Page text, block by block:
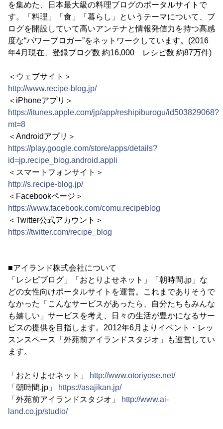
を集めた、日本最大級の料理ブログのポータルサイトで
す。「料理」「食」「暮らし」というテーマについて、ブ
ログを開設していて高いアンテナと情報発信力を持つ高感
度な“パワーブロガー”をネットワークしています。(2016
年4月現在、登録ブログ数 約16,000 レシピ数 約87万件)
＜ウェブサイト＞
http://www.recipe-blog.jp/
＜iPhoneアプリ＞
https://itunes.apple.com/jp/app/reshipiburogu/id503829068?
mt=8
＜Androidアプリ＞
https://play.google.com/store/apps/details?
id=jp.recipe_blog.android.appli
＜スマートフォンサイト＞
http://s.recipe-blog.jp/
＜Facebookページ＞
https://www.facebook.com/comu.recipeblog
＜Twitter公式アカウント＞
https://twitter.com/recipe_blog
■アイランド株式会社について
「レシピブログ」「おとりよせネット」「朝時間.jp」な
どの女性向けポータルサイトを運営。これまでありそうで
なかった「こんなサービスがあったら、自分たちもみんな
も嬉しい」サービスを考え、日々の生活が豊かになるサー
ビスの提供を目指します。2012年6月よりイベント・レッ
スンスペース「外苑前アイランドスタジオ」も運営してい
ます。
「おとりよせネット」
http://www.otoriyose.net/
「朝時間.jp」
https://asajikan.jp/
「外苑前アイランドスタジオ」
http://www.ai-
land.co.jp/studio/